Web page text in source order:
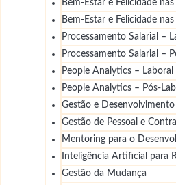
Bem-Estar e Felicidade
Bem-Estar e Felicidade
Processamento Salarial –
Processamento Salarial –
People Analytics – Laboral
People Analytics – Pós-
Gestão e Desenvolvimento
Gestão de Pessoal e
Mentoring para o
Inteligência Artificial para
Gestão da Mudança